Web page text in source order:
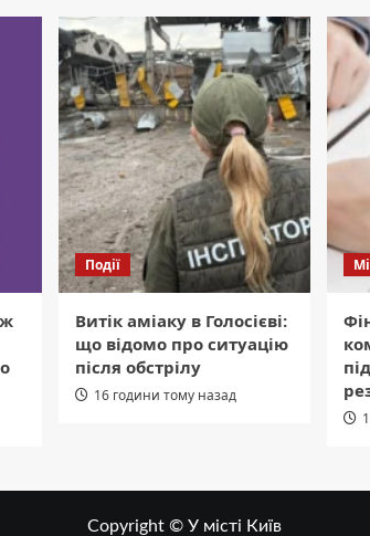
Події
Витік аміаку в Голосієві:
що відомо про ситуацію
після обстрілу
16 години тому назад
Copyright © У місті Київ